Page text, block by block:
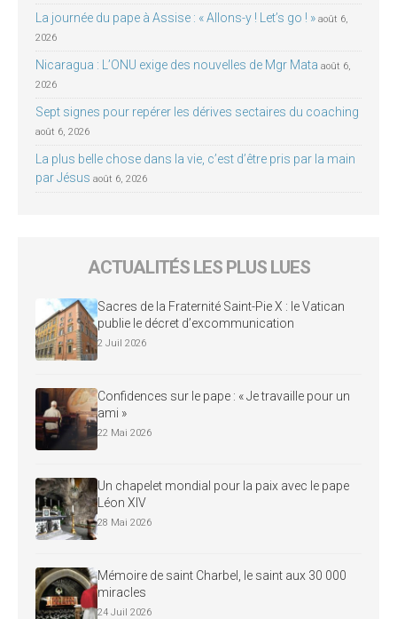
La journée du pape à Assise : « Allons-y ! Let’s go ! » août 6,
2026
Nicaragua : L’ONU exige des nouvelles de Mgr Mata août 6,
2026
Sept signes pour repérer les dérives sectaires du coaching
août 6, 2026
La plus belle chose dans la vie, c’est d’être pris par la main
par Jésus août 6, 2026
ACTUALITÉS LES PLUS LUES
Sacres de la Fraternité Saint-Pie X : le Vatican
publie le décret d’excommunication
2 Juil 2026
Confidences sur le pape : « Je travaille pour un
ami »
22 Mai 2026
Un chapelet mondial pour la paix avec le pape
Léon XIV
28 Mai 2026
Mémoire de saint Charbel, le saint aux 30 000
miracles
24 Juil 2026